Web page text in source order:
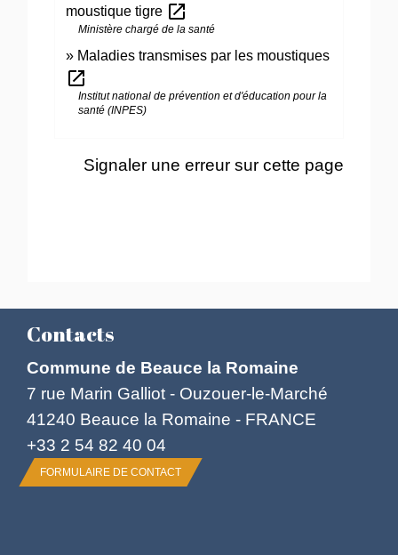
moustique tigre open_in_new
Ministère chargé de la santé
Maladies transmises par les moustiques
open_in_new
Institut national de prévention et d'éducation pour la
santé (INPES)
Signaler une erreur sur cette page
Contacts
Commune de Beauce la Romaine
7 rue Marin Galliot - Ouzouer-le-Marché
41240 Beauce la Romaine - FRANCE
+33 2 54 82 40 04
FORMULAIRE DE CONTACT